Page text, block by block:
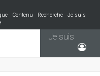
Contenu Recherche
Je suis
Je suis